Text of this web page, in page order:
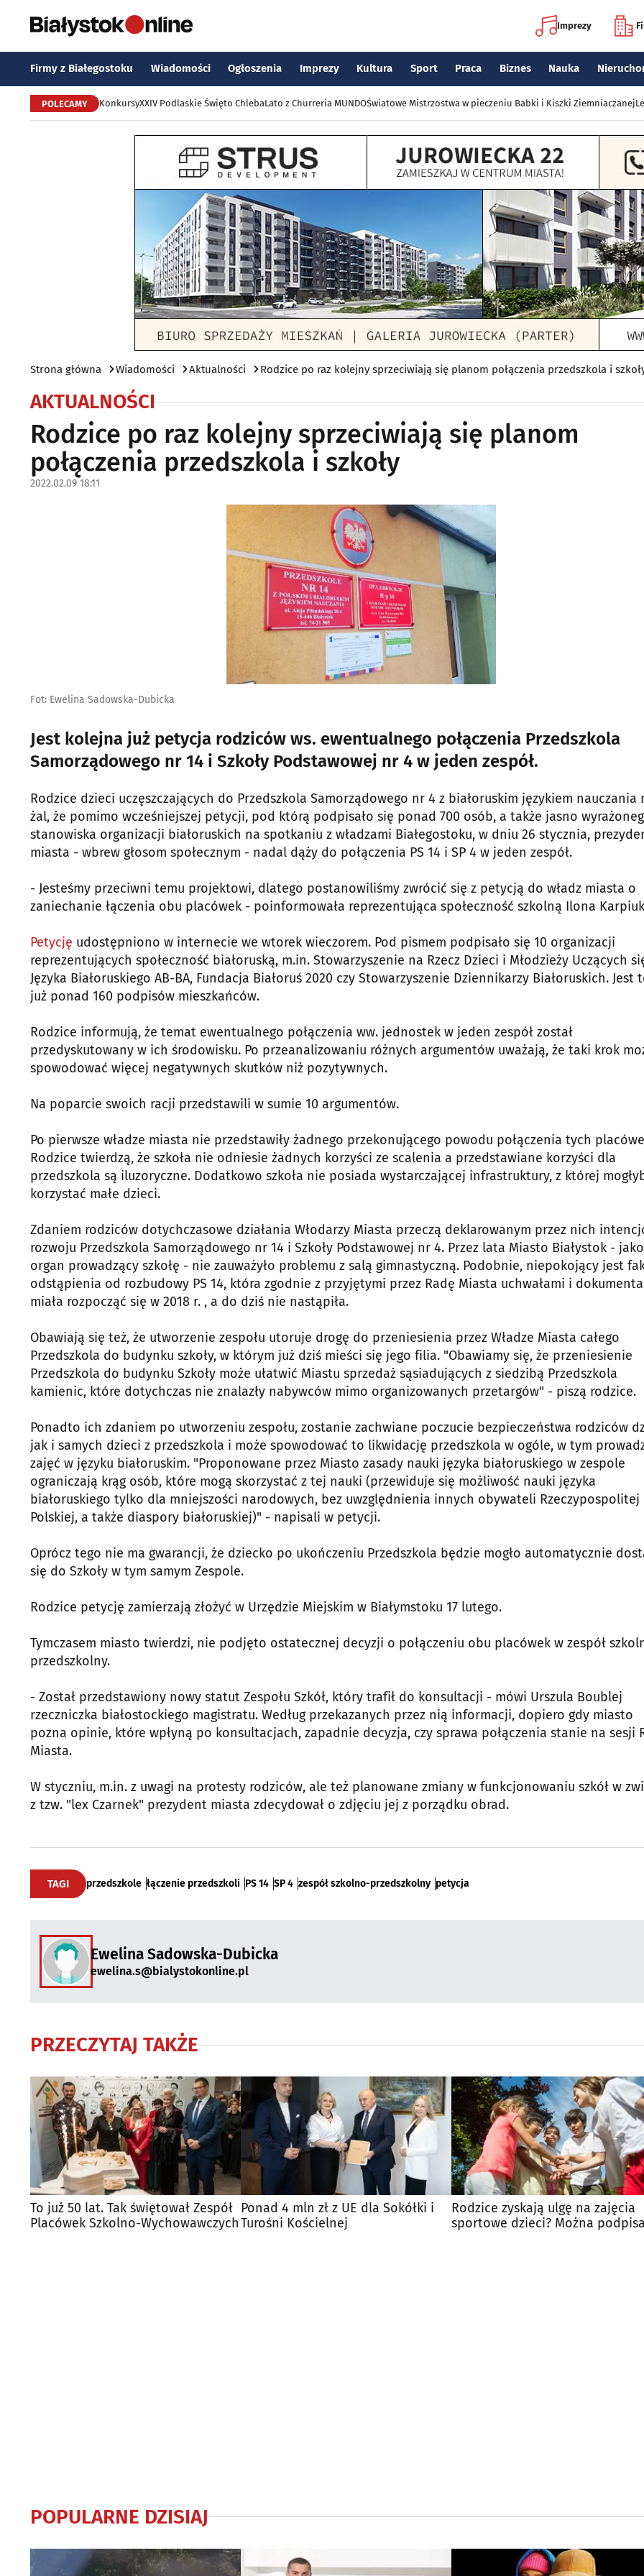
Imprezy
Firmy z Białegostoku Wiadomości Ogłoszenia Imprezy Kultura Sport Praca Biznes Nauka
POLECAMY KonkursyXXIV Podlaskie Święto ChlebaLato z Churreria MUNDOŚwiatowe Mistrzostwa w pieczeniu Babki i Kiszki Ziemniaczanej
Strona główna Wiadomości Aktualności Rodzice po raz kolejny sprzeciwiają się planom połączenia przedszkola i
AKTUALNOŚCI
Rodzice po raz kolejny sprzeciwiają się planom
połączenia przedszkola i szkoły
2022.02.09 18:11
Fot: Ewelina Sadowska-Dubicka
Jest kolejna już petycja rodziców ws. ewentualnego połączenia Przedszkola
Samorządowego nr 14 i Szkoły Podstawowej nr 4 w jeden zespół.
Rodzice dzieci uczęszczających do Przedszkola Samorządowego nr 4 z białoruskim językiem nauczania
żal, że pomimo wcześniejszej petycji, pod którą podpisało się ponad 700 osób, a także jasno
stanowiska organizacji białoruskich na spotkaniu z władzami Białegostoku, w dniu 26 stycznia,
miasta - wbrew głosom społecznym - nadal dąży do połączenia PS 14 i SP 4 w jeden zespół.
- Jesteśmy przeciwni temu projektowi, dlatego postanowiliśmy zwrócić się z petycją do władz miasta o
zaniechanie łączenia obu placówek - poinformowała reprezentująca społeczność szkolną Ilona
Petycję udostępniono w internecie we wtorek wieczorem. Pod pismem podpisało się 10 organizacji
reprezentujących społeczność białoruską, m.in. Stowarzyszenie na Rzecz Dzieci i Młodzieży Uczących
Języka Białoruskiego AB-BA, Fundacja Białoruś 2020 czy Stowarzyszenie Dziennikarzy Białoruskich. Jest
już ponad 160 podpisów mieszkańców.
Rodzice informują, że temat ewentualnego połączenia ww. jednostek w jeden zespół został
przedyskutowany w ich środowisku. Po przeanalizowaniu różnych argumentów uważają, że taki krok
spowodować więcej negatywnych skutków niż pozytywnych.
Na poparcie swoich racji przedstawili w sumie 10 argumentów.
Po pierwsze władze miasta nie przedstawiły żadnego przekonującego powodu połączenia tych
Rodzice twierdzą, że szkoła nie odniesie żadnych korzyści ze scalenia a przedstawiane korzyści dla
przedszkola są iluzoryczne. Dodatkowo szkoła nie posiada wystarczającej infrastruktury, z której
korzystać małe dzieci.
Zdaniem rodziców dotychczasowe działania Włodarzy Miasta przeczą deklarowanym przez nich
rozwoju Przedszkola Samorządowego nr 14 i Szkoły Podstawowej nr 4. Przez lata Miasto Białystok - jako
organ prowadzący szkołę - nie zauważyło problemu z salą gimnastyczną. Podobnie, niepokojący jest
odstąpienia od rozbudowy PS 14, która zgodnie z przyjętymi przez Radę Miasta uchwałami i
miała rozpocząć się w 2018 r. , a do dziś nie nastąpiła.
Obawiają się też, że utworzenie zespołu utoruje drogę do przeniesienia przez Władze Miasta całego
Przedszkola do budynku szkoły, w którym już dziś mieści się jego filia. "Obawiamy się, że przeniesienie
Przedszkola do budynku Szkoły może ułatwić Miastu sprzedaż sąsiadujących z siedzibą Przedszkola
kamienic, które dotychczas nie znalazły nabywców mimo organizowanych przetargów" - piszą rodzice.
Ponadto ich zdaniem po utworzeniu zespołu, zostanie zachwiane poczucie bezpieczeństwa rodziców
jak i samych dzieci z przedszkola i może spowodować to likwidację przedszkola w ogóle, w tym
zajęć w języku białoruskim. "Proponowane przez Miasto zasady nauki języka białoruskiego w zespole
ograniczają krąg osób, które mogą skorzystać z tej nauki (przewiduje się możliwość nauki języka
białoruskiego tylko dla mniejszości narodowych, bez uwzględnienia innych obywateli Rzeczypospolitej
Polskiej, a także diaspory białoruskiej)" - napisali w petycji.
Oprócz tego nie ma gwarancji, że dziecko po ukończeniu Przedszkola będzie mogło automatycznie
się do Szkoły w tym samym Zespole.
Rodzice petycję zamierzają złożyć w Urzędzie Miejskim w Białymstoku 17 lutego.
Tymczasem miasto twierdzi, nie podjęto ostatecznej decyzji o połączeniu obu placówek w zespół
przedszkolny.
- Został przedstawiony nowy statut Zespołu Szkół, który trafił do konsultacji - mówi Urszula Boublej
rzeczniczka białostockiego magistratu. Według przekazanych przez nią informacji, dopiero gdy miasto
pozna opinie, które wpłyną po konsultacjach, zapadnie decyzja, czy sprawa połączenia stanie na sesji
Miasta.
W styczniu, m.in. z uwagi na protesty rodziców, ale też planowane zmiany w funkcjonowaniu szkół w
z tzw. "lex Czarnek" prezydent miasta zdecydował o zdjęciu jej z porządku obrad.
TAGI przedszkole łączenie przedszkoli PS 14 SP 4 zespół szkolno-przedszkolny petycja
Ewelina Sadowska-Dubicka
ewelina.s@bialystokonline.pl
PRZECZYTAJ TAKŻE
To już 50 lat. Tak świętował Zespół
Placówek Szkolno-Wychowawczych
Ponad 4 mln zł z UE dla Sokółki i
Turośni Kościelnej
Rodzice zyskają ulgę na zajęcia
sportowe dzieci? Można
POPULARNE DZISIAJ